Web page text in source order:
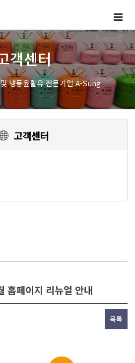
객센터
냉동윤활유 전문기업 A-Sung
고객센터
홈페이지 리뉴얼 안내
목록